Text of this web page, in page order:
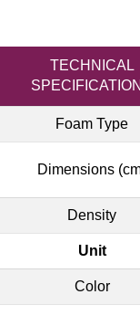
TECHNICAL
Foam Type
Dimensions
Density
Unit
Color